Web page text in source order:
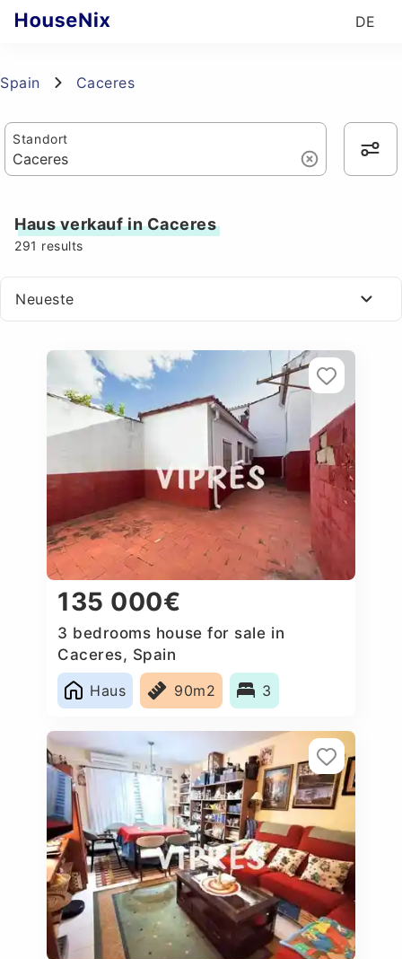
DE
Spain Caceres
Standort
Haus verkauf in Caceres
291 results
Neueste
135 000€
3 bedrooms house for sale in
Caceres‎, Spain
Haus
90m2 3